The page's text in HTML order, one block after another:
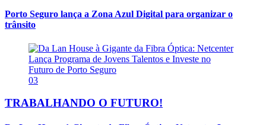
Porto Seguro lança a Zona Azul Digital para organizar o
trânsito
03
TRABALHANDO O FUTURO!